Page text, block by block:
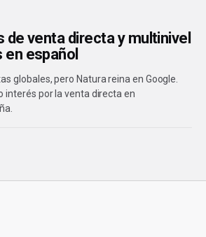
de venta directa y multinivel
español
globales, pero Natura reina en Google.
interés por la venta directa en